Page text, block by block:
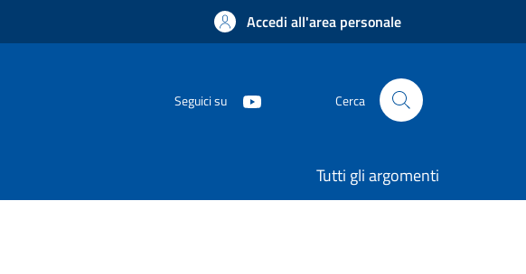
Accedi all'area personale
Seguici su Cerca
Tutti gli argomenti